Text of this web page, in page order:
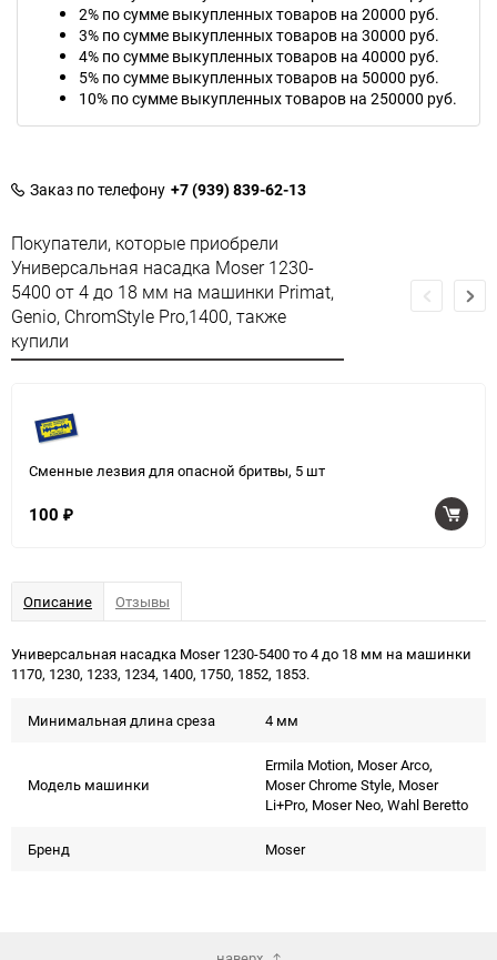
2% по сумме выкупленных товаров на 20000 руб.
3% по сумме выкупленных товаров на 30000 руб.
4% по сумме выкупленных товаров на 40000 руб.
5% по сумме выкупленных товаров на 50000 руб.
10% по сумме выкупленных товаров на 250000 руб.
Заказ по телефону +7 (939) 839-62-13
Покупатели, которые приобрели
Универсальная насадка Moser 1230-
5400 от 4 до 18 мм на машинки Primat,
Genio, ChromStyle Pro,1400, также
купили
Сменные лезвия для опасной бритвы, 5 шт
100 ₽
Описание Отзывы
Универсальная насадка Moser 1230-5400 то 4 до 18 мм на машинки
1170, 1230, 1233, 1234, 1400, 1750, 1852, 1853.
Минимальная длина среза 4 мм
Модель машинки
Ermila Motion, Moser Arco,
Moser Chrome Style, Moser
Li+Pro, Moser Neo, Wahl Beretto
Бренд Moser